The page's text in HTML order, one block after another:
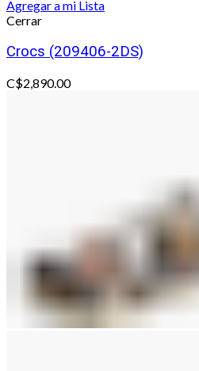
Agregar a mi Lista
Cerrar
Crocs (209406-2DS)
C$2,890.00